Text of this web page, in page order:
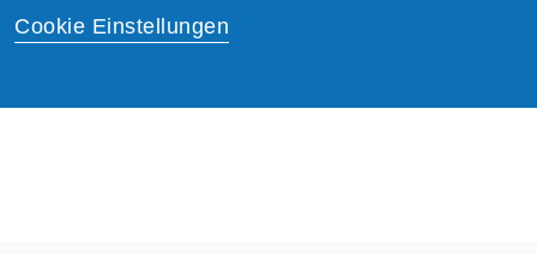
Cookie Einstellungen